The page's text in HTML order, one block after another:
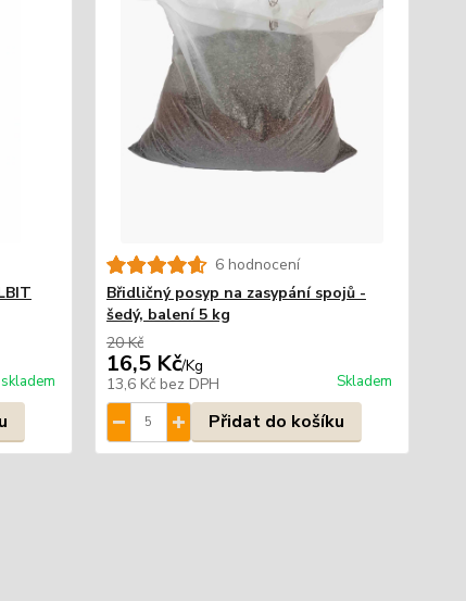
skladem
6 hodnocení
Břidličný posyp na zasypání spojů -
šedý, balení 5 kg
20 Kč
16,5 Kč/Kg
13,6 Kč bez DPH Skladem
Přidat do košíku